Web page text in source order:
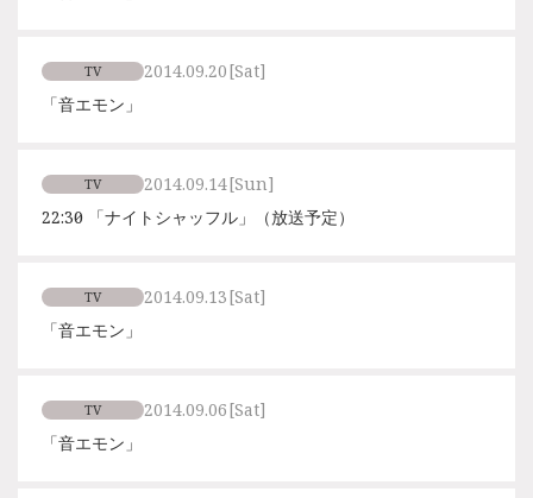
TV 2014.09.20[Sat]
「音エモン」
TV 2014.09.14[Sun]
22:30〜 「ナイトシャッフル」（放送予定）
TV 2014.09.13[Sat]
「音エモン」
TV 2014.09.06[Sat]
「音エモン」